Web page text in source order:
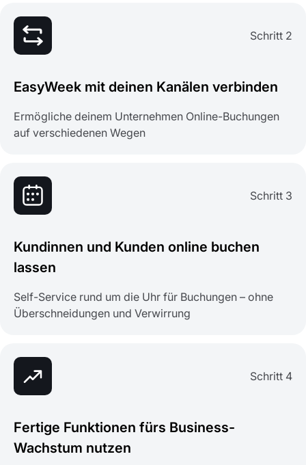
Schritt 2
EasyWeek mit deinen Kanälen verbinden
Ermögliche deinem Unternehmen Online-Buchungen
auf verschiedenen Wegen
Schritt 3
Kundinnen und Kunden online buchen
lassen
Self-Service rund um die Uhr für Buchungen – ohne
Überschneidungen und Verwirrung
Schritt 4
Fertige Funktionen fürs Business-
Wachstum nutzen